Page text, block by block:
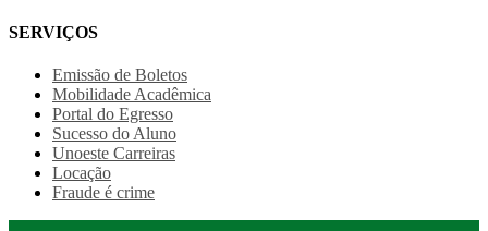
SERVIÇOS
Emissão de Boletos
Mobilidade Acadêmica
Portal do Egresso
Sucesso do Aluno
Unoeste Carreiras
Locação
Fraude é crime